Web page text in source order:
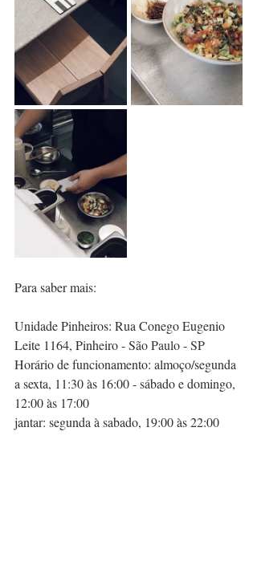
Para saber mais:
Unidade Pinheiros: Rua Conego Eugenio
Leite 1164, Pinheiro - São Paulo - SP
Horário de funcionamento: almoço/segunda
a sexta, 11:30 às 16:00 - sábado e domingo,
12:00 às 17:00
jantar: segunda à sabado, 19:00 às 22:00